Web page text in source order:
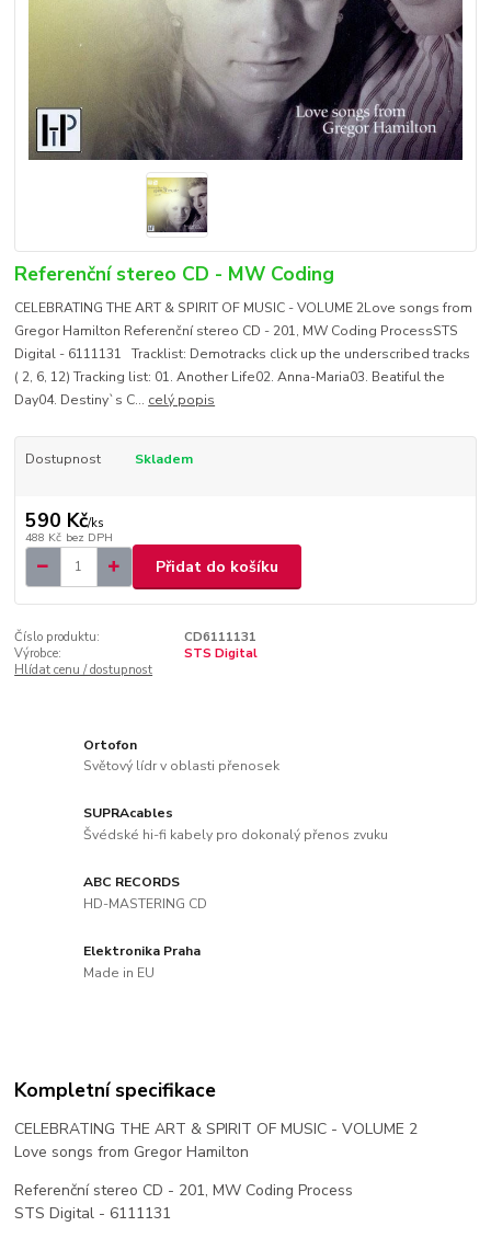
Referenční stereo CD - MW Coding
CELEBRATING THE ART & SPIRIT OF MUSIC - VOLUME 2Love songs from
Gregor Hamilton Referenční stereo CD - 201, MW Coding ProcessSTS
Digital - 6111131 Tracklist: Demotracks click up the underscribed tracks
( 2, 6, 12) Tracking list: 01. Another Life02. Anna-Maria03. Beatiful the
Day04. Destiny`s C... celý popis
Dostupnost Skladem
590 Kč/ks
488 Kč bez DPH
Přidat do košíku
Číslo produktu:
CD6111131
Výrobce:
STS Digital
Hlídat cenu / dostupnost
Ortofon
Světový lídr v oblasti přenosek
SUPRAcables
Švédské hi-fi kabely pro dokonalý přenos zvuku
ABC RECORDS
HD-MASTERING CD
Elektronika Praha
Made in EU
Kompletní specifikace
CELEBRATING THE ART & SPIRIT OF MUSIC - VOLUME 2
Love songs from Gregor Hamilton
Referenční stereo CD - 201, MW Coding Process
STS Digital - 6111131